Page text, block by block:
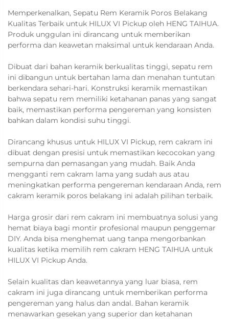
Memperkenalkan, Sepatu Rem Keramik Poros Belakang
Kualitas Terbaik untuk HILUX VI Pickup oleh HENG TAIHUA.
Produk unggulan ini dirancang untuk memberikan
performa dan keawetan maksimal untuk kendaraan Anda.
Dibuat dari bahan keramik berkualitas tinggi, sepatu rem
ini dibangun untuk bertahan lama dan menahan tuntutan
berkendara sehari-hari. Konstruksi keramik memastikan
bahwa sepatu rem memiliki ketahanan panas yang sangat
baik, memastikan performa pengereman yang konsisten
bahkan dalam kondisi suhu tinggi.
Dirancang khusus untuk HILUX VI Pickup, rem cakram ini
dibuat dengan presisi untuk memastikan kecocokan yang
sempurna dan pemasangan yang mudah. Baik Anda
mengganti rem cakram lama yang sudah aus atau
meningkatkan performa pengereman kendaraan Anda, rem
cakram keramik poros belakang ini adalah pilihan terbaik.
Harga grosir dari rem cakram ini membuatnya solusi yang
hemat biaya bagi montir profesional maupun penggemar
DIY. Anda bisa menghemat uang tanpa mengorbankan
kualitas ketika memilih rem cakram HENG TAIHUA untuk
HILUX VI Pickup Anda.
Selain kualitas dan keawetannya yang luar biasa, rem
cakram ini juga dirancang untuk memberikan performa
pengereman yang halus dan andal. Bahan keramik
menawarkan gesekan yang superior dan ketahanan